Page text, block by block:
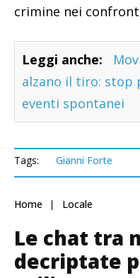
crimine nei
Leggi anche:
alzano il tiro: stop
eventi spontanei
Tags: Gianni Forte
Home Locale
Le chat tra
decriptate